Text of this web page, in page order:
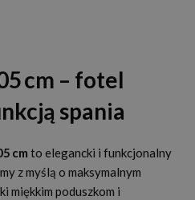
cm – fotel
spania
cm to elegancki i funkcjonalny
z myślą o maksymalnym
miękkim poduszkom i